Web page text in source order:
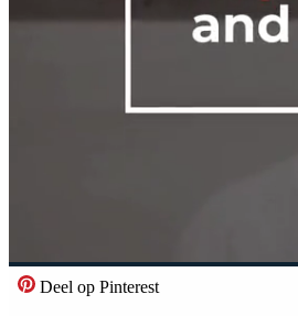
Deel op Pinterest